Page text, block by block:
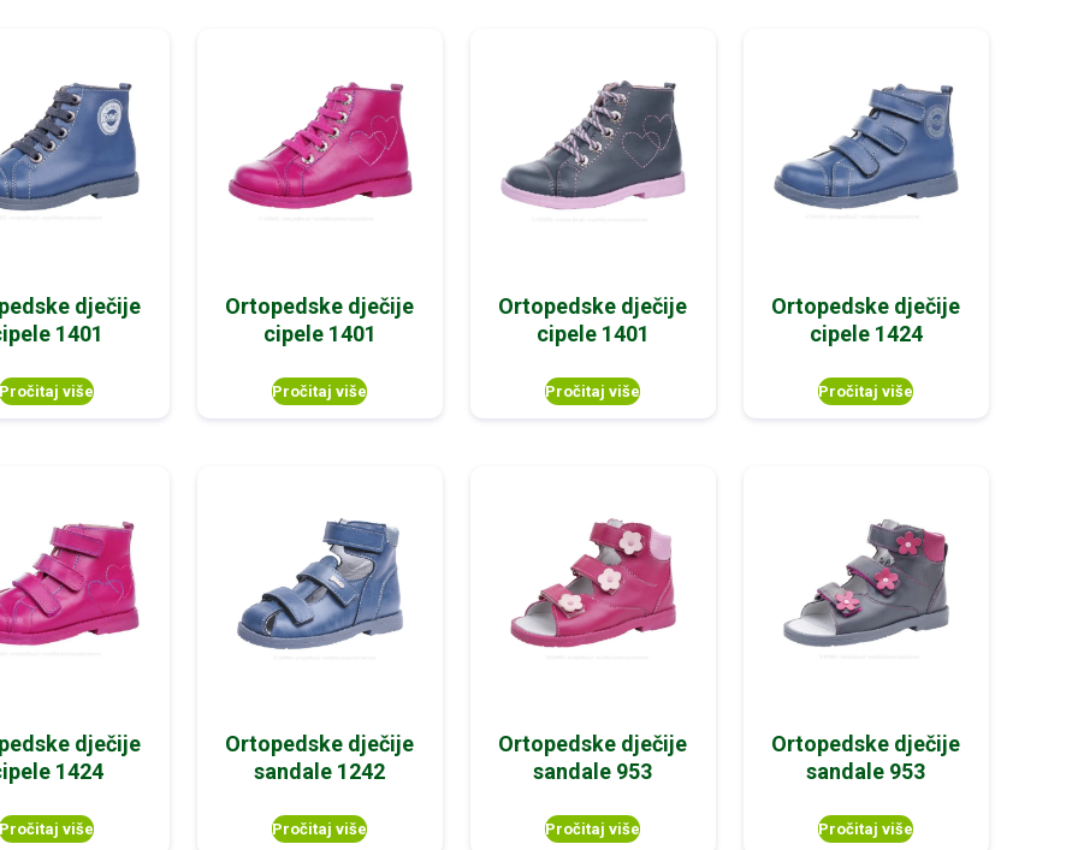
dječije
1401
Pročitaj više
Ortopedske dječije
cipele 1401
Pročitaj više
Ortopedske dječije
cipele 1401
Pročitaj više
Ortopedske dječije
cipele 1424
Pročitaj više
dječije
1424
Pročitaj više
Ortopedske dječije
sandale 1242
Pročitaj više
Ortopedske dječije
sandale 953
Pročitaj više
Ortopedske dječije
sandale 953
Pročitaj više